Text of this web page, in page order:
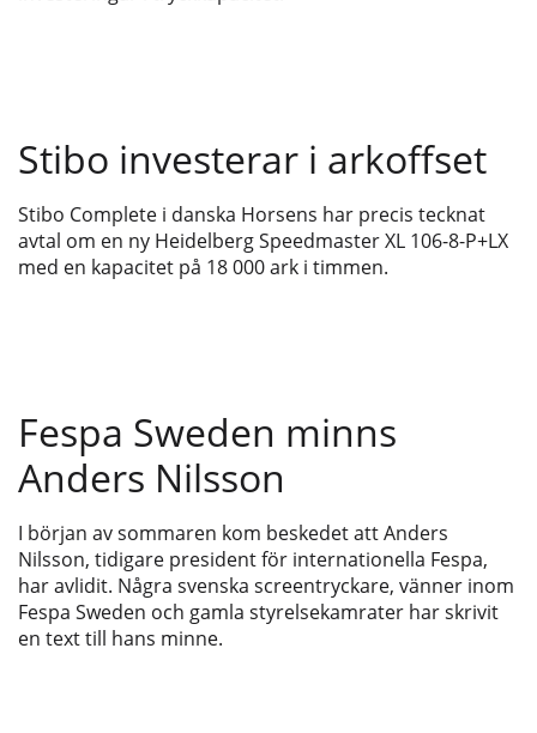
Stibo investerar i arkoffset
Stibo Complete i danska Horsens har precis tecknat
avtal om en ny Heidelberg Speedmaster XL 106-8-P+LX
med en kapacitet på 18 000 ark i timmen.
Fespa Sweden minns
Anders Nilsson
I början av sommaren kom beskedet att Anders
Nilsson, tidigare president för internationella Fespa,
har avlidit. Några svenska screentryckare, vänner inom
Fespa Sweden och gamla styrelsekamrater har skrivit
en text till hans minne.